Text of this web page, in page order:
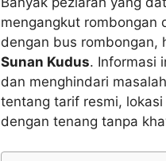
mengangkut rombongan
dengan bus rombongan,
Sunan Kudus. Informasi
dan menghindari
tentang tarif resmi,
dengan tenang tanpa